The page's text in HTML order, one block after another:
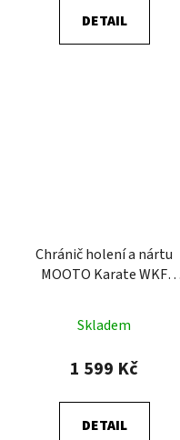
DETAIL
Chránič holení a nártu
MOOTO Karate WKF
Skladem
1 599 Kč
DETAIL